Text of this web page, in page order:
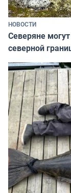
НОВОСТИ
Северяне
северной